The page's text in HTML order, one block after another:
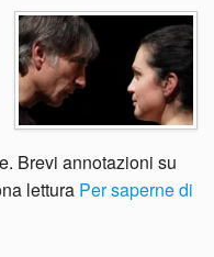
Brevi annotazioni su
lettura Per saperne di